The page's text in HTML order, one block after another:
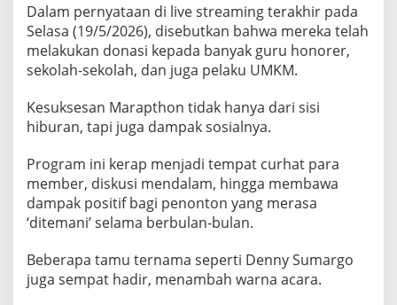
a
d
e
n
t
u
p
F
n
o
Dalam pernyataan di live streaming terakhir pada
Selasa (19/5/2026), disebutkan bahwa mereka telah
melakukan donasi kepada banyak guru honorer,
sekolah-sekolah, dan juga pelaku UMKM.
Kesuksesan Marapthon tidak hanya dari sisi
hiburan, tapi juga dampak sosialnya.
Program ini kerap menjadi tempat curhat para
member, diskusi mendalam, hingga membawa
dampak positif bagi penonton yang merasa
‘ditemani’ selama berbulan-bulan.
Beberapa tamu ternama seperti Denny Sumargo
juga sempat hadir, menambah warna acara.